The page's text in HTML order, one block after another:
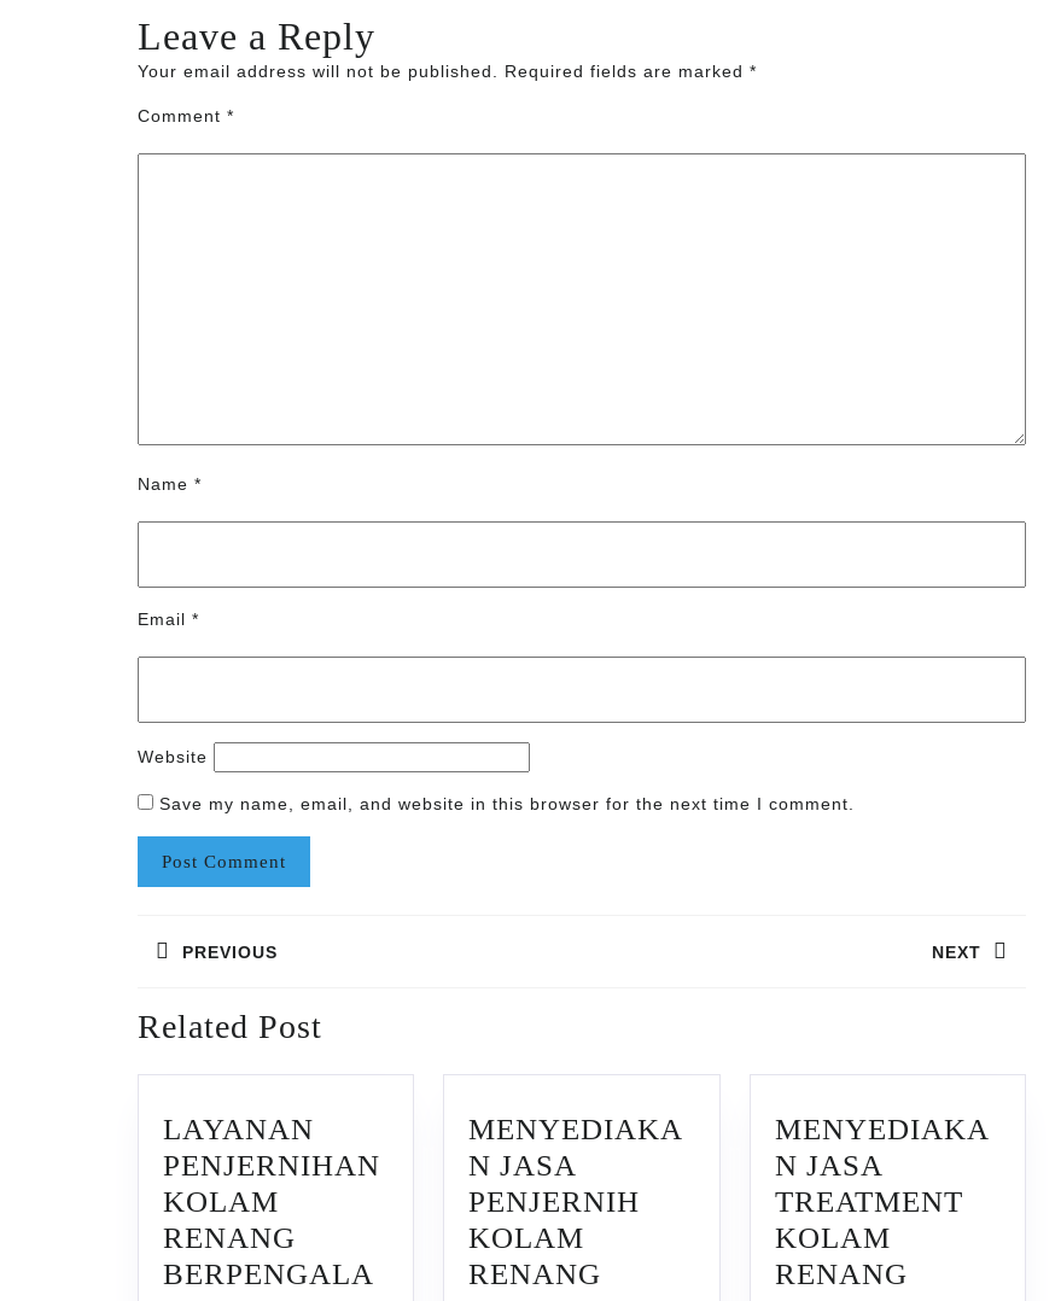
Leave a Reply
Your email address will not be published. Required fields are marked *
Comment *
Name *
Email *
Website
Save my name, email, and website in this browser for the next time I comment.
PREVIOUS
post:
NEXT
Related Post
LAYANAN
PENJERNIHAN
KOLAM
RENANG
BERPENGALA
MENYEDIAKA
N JASA
PENJERNIH
KOLAM
RENANG
MENYEDIAKA
N JASA
TREATMENT
KOLAM
RENANG